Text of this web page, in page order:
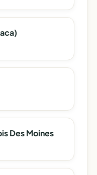
Des Moines